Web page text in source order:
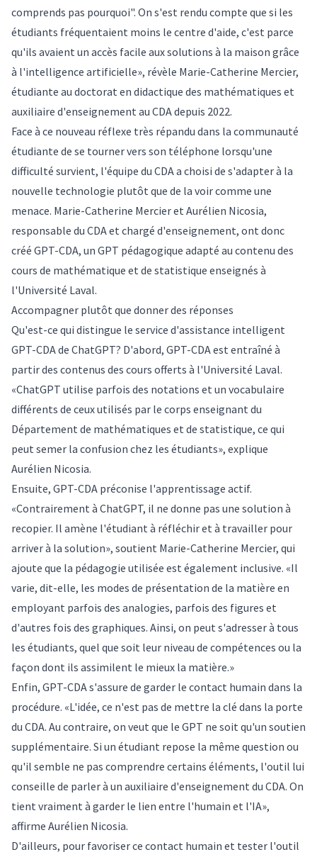
comprends pas pourquoi". On s'est rendu compte que si les
étudiants fréquentaient moins le centre d'aide, c'est parce
qu'ils avaient un accès facile aux solutions à la maison grâce
à l'intelligence artificielle», révèle Marie-Catherine Mercier,
étudiante au doctorat en didactique des mathématiques et
auxiliaire d'enseignement au CDA depuis 2022.
Face à ce nouveau réflexe très répandu dans la communauté
étudiante de se tourner vers son téléphone lorsqu'une
difficulté survient, l'équipe du CDA a choisi de s'adapter à la
nouvelle technologie plutôt que de la voir comme une
menace. Marie-Catherine Mercier et Aurélien Nicosia,
responsable du CDA et chargé d'enseignement, ont donc
créé GPT-CDA, un GPT pédagogique adapté au contenu des
cours de mathématique et de statistique enseignés à
l'Université Laval.
Accompagner plutôt que donner des réponses
Qu'est-ce qui distingue le service d'assistance intelligent
GPT-CDA de ChatGPT? D'abord, GPT-CDA est entraîné à
partir des contenus des cours offerts à l'Université Laval.
«ChatGPT utilise parfois des notations et un vocabulaire
différents de ceux utilisés par le corps enseignant du
Département de mathématiques et de statistique, ce qui
peut semer la confusion chez les étudiants», explique
Aurélien Nicosia.
Ensuite, GPT-CDA préconise l'apprentissage actif.
«Contrairement à ChatGPT, il ne donne pas une solution à
recopier. Il amène l'étudiant à réfléchir et à travailler pour
arriver à la solution», soutient Marie-Catherine Mercier, qui
ajoute que la pédagogie utilisée est également inclusive. «Il
varie, dit-elle, les modes de présentation de la matière en
employant parfois des analogies, parfois des figures et
d'autres fois des graphiques. Ainsi, on peut s'adresser à tous
les étudiants, quel que soit leur niveau de compétences ou la
façon dont ils assimilent le mieux la matière.»
Enfin, GPT-CDA s'assure de garder le contact humain dans la
procédure. «L'idée, ce n'est pas de mettre la clé dans la porte
du CDA. Au contraire, on veut que le GPT ne soit qu'un soutien
supplémentaire. Si un étudiant repose la même question ou
qu'il semble ne pas comprendre certains éléments, l'outil lui
conseille de parler à un auxiliaire d'enseignement du CDA. On
tient vraiment à garder le lien entre l'humain et l'IA»,
affirme Aurélien Nicosia.
D'ailleurs, pour favoriser ce contact humain et tester l'outil